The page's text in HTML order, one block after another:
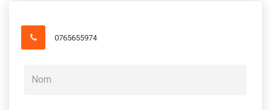
0765655974